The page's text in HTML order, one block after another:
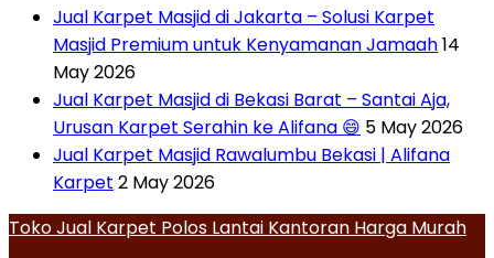
Jual Karpet Masjid di Jakarta – Solusi Karpet
Masjid Premium untuk Kenyamanan Jamaah14
May 2026
Jual Karpet Masjid di Bekasi Barat – Santai Aja,
Urusan Karpet Serahin ke Alifana 😄 5 May 2026
Jual Karpet Masjid Rawalumbu Bekasi | Alifana
Karpet 2 May 2026
Toko Jual Karpet Polos Lantai Kantoran Harga Murah